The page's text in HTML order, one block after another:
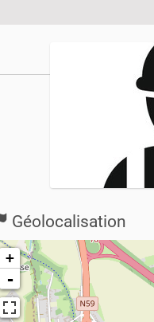
Géolocalisation
+
-